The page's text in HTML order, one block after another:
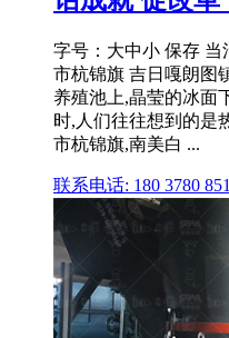
字号：大中小 保存
市杭锦旗 吉日嘎朗图
养殖池上,晶莹的冰面
时,人们往往想到的是
市杭锦旗,南美白 ...
联系电话: 180 3780